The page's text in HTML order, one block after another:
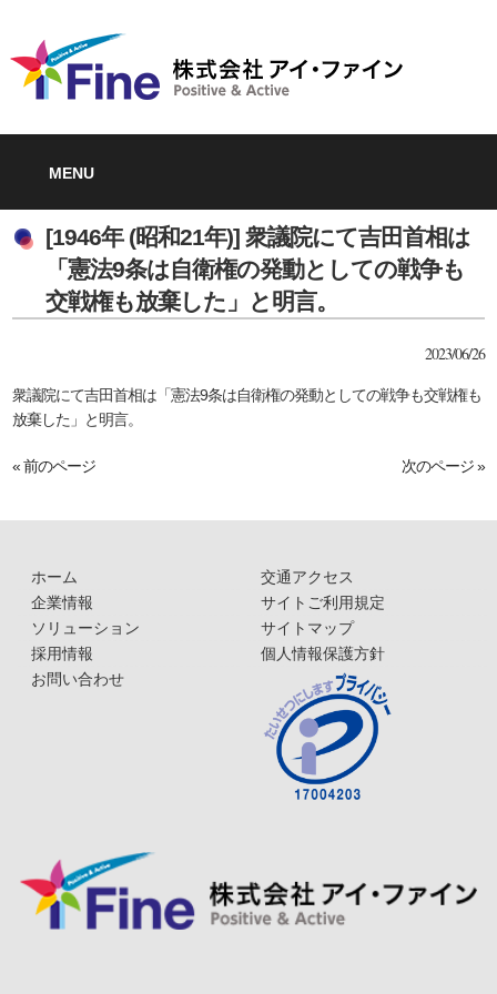
MENU
[1946年 (昭和21年)] 衆議院にて吉田首相は
「憲法9条は自衛権の発動としての戦争も
交戦権も放棄した」と明言。
2023/06/26
衆議院にて吉田首相は「憲法9条は自衛権の発動としての戦争も交戦権も
放棄した」と明言。
« 前のページ 次のページ »
ホーム
企業情報
ソリューション
採用情報
お問い合わせ
交通アクセス
サイトご利用規定
サイトマップ
個人情報保護方針